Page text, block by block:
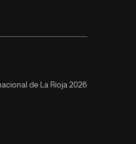
de La Rioja 2026